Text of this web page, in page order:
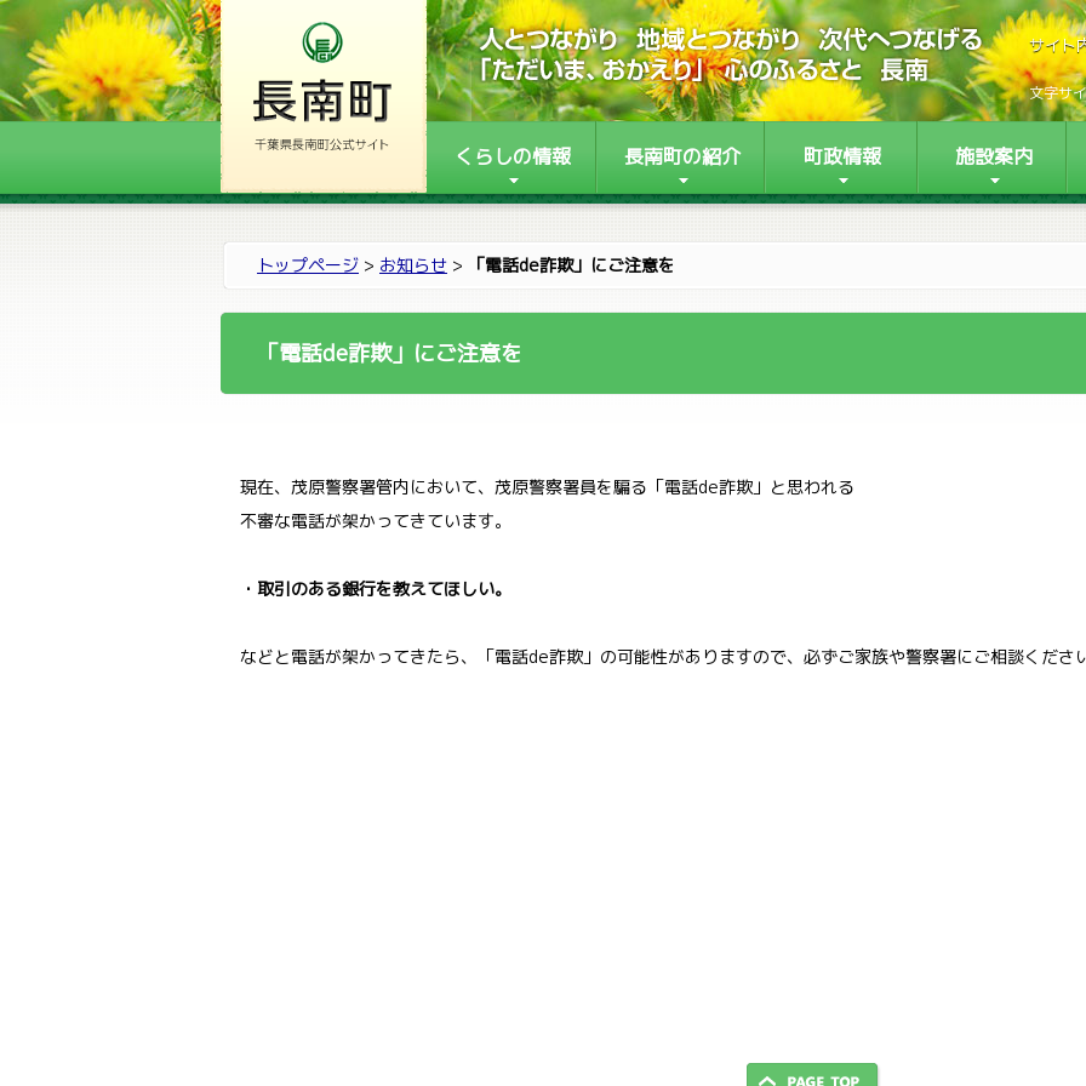
サイト
文字サ
くらしの情報 長南町の紹介 町政情報 施設案内
トップページ > お知らせ > 「電話de詐欺」にご注意を
「電話de詐欺」にご注意を
現在、茂原警察署管内において、茂原警察署員を騙る「電話de詐欺」と思われる
不審な電話が架かってきています。
・取引のある銀行を教えてほしい。
などと電話が架かってきたら、「電話de詐欺」の可能性がありますので、必ずご家族や警察署にご相談くださ